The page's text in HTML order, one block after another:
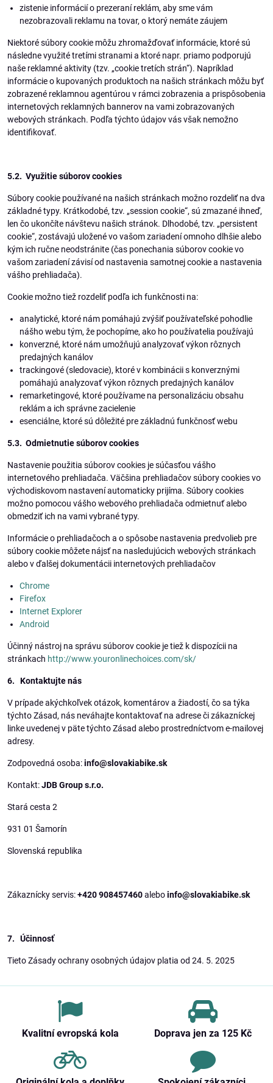
zistenie informácií o prezeraní reklám, aby sme vám
nezobrazovali reklamu na tovar, o ktorý nemáte záujem
Niektoré súbory cookie môžu zhromažďovať informácie, ktoré sú
následne využité tretími stranami a ktoré napr. priamo podporujú
naše reklamné aktivity (tzv. „cookie tretích strán“). Napríklad
informácie o kupovaných produktoch na našich stránkach môžu byť
zobrazené reklamnou agentúrou v rámci zobrazenia a prispôsobenia
internetových reklamných bannerov na vami zobrazovaných
webových stránkach. Podľa týchto údajov vás však nemožno
identifikovať.
5.2. Využitie súborov cookies
Súbory cookie používané na našich stránkach možno rozdeliť na dva
základné typy. Krátkodobé, tzv. „session cookie“, sú zmazané ihneď,
len čo ukončíte návštevu našich stránok. Dlhodobé, tzv. „persistent
cookie“, zostávajú uložené vo vašom zariadení omnoho dlhšie alebo
kým ich ručne neodstránite (čas ponechania súborov cookie vo
vašom zariadení závisí od nastavenia samotnej cookie a nastavenia
vášho prehliadača).
Cookie možno tiež rozdeliť podľa ich funkčnosti na:
analytické, ktoré nám pomáhajú zvýšiť používateľské pohodlie
nášho webu tým, že pochopíme, ako ho používatelia používajú
konverzné, ktoré nám umožňujú analyzovať výkon rôznych
predajných kanálov
trackingové (sledovacie), ktoré v kombinácii s konverznými
pomáhajú analyzovať výkon rôznych predajných kanálov
remarketingové, ktoré používame na personalizáciu obsahu
reklám a ich správne zacielenie
esenciálne, ktoré sú dôležité pre základnú funkčnosť webu
5.3. Odmietnutie súborov cookies
Nastavenie použitia súborov cookies je súčasťou vášho
internetového prehliadača. Väčšina prehliadačov súbory cookies vo
východiskovom nastavení automaticky prijíma. Súbory cookies
možno pomocou vášho webového prehliadača odmietnuť alebo
obmedziť ich na vami vybrané typy.
Informácie o prehliadačoch a o spôsobe nastavenia predvolieb pre
súbory cookie môžete nájsť na nasledujúcich webových stránkach
alebo v ďalšej dokumentácii internetových prehliadačov
Chrome
Firefox
Internet Explorer
Android
Účinný nástroj na správu súborov cookie je tiež k dispozícii na
stránkach http://www.youronlinechoices.com/sk/
6. Kontaktujte nás
V prípade akýchkoľvek otázok, komentárov a žiadostí, čo sa týka
týchto Zásad, nás neváhajte kontaktovať na adrese či zákazníckej
linke uvedenej v päte týchto Zásad alebo prostredníctvom e-mailovej
adresy.
Zodpovedná osoba:info@slovakiabike.sk
Kontakt:JDB Group s.r.o.
Stará cesta 2
931 01 Šamorín
Slovenská republika
Zákaznícky servis:+420 908457460aleboinfo@slovakiabike.sk
7. Účinnosť
Tieto Zásady ochrany osobných údajov platia od 24. 5. 2025
Kvalitní evropská kola Doprava jen za 125 Kč